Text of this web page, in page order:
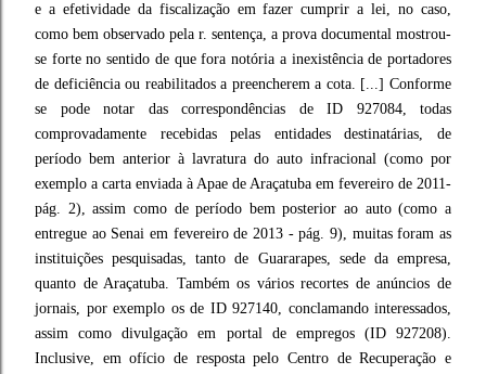
e a efetividade da fiscalização em fazer cumprir a lei, no caso,
como bem observado pela r. sentença, a prova documental mostrou-
se forte no sentido de que fora notória a inexistência de portadores
de deficiência ou reabilitados a preencherem a cota. [...] Conforme
se pode notar das correspondências de ID 927084, todas
comprovadamente recebidas pelas entidades destinatárias, de
período bem anterior à lavratura do auto infracional (como por
exemplo a carta enviada à Apae de Araçatuba em fevereiro de 2011-
pág. 2), assim como de período bem posterior ao auto (como a
entregue ao Senai em fevereiro de 2013 - pág. 9), muitas foram as
instituições pesquisadas, tanto de Guararapes, sede da empresa,
quanto de Araçatuba. Também os vários recortes de anúncios de
jornais, por exemplo os de ID 927140, conclamando interessados,
assim como divulgação em portal de empregos (ID 927208).
Inclusive, em ofício de resposta pelo Centro de Recuperação e